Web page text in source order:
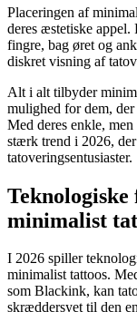
Placeringen af
deres æstetiske
fingre, bag øret og
diskret visning af
Alt i alt tilbyder
mulighed for dem,
Med deres enkle,
stærk trend i 2026,
tatoveringsentusiaster.
minimalist
I 2026 spiller
minimalist tattoos.
som Blackink, kan
skræddersyet til den